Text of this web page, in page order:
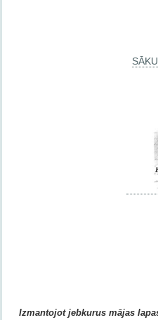
Izmantojot jebkurus mājas